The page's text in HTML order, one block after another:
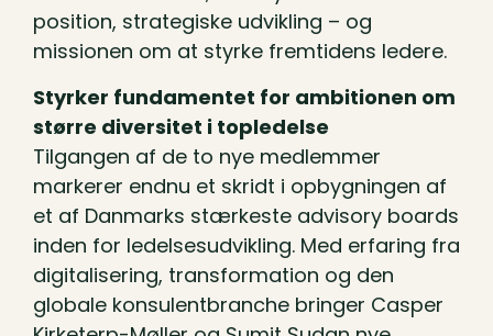
position, strategiske udvikling – og
missionen om at styrke fremtidens ledere.
Styrker fundamentet for ambitionen om
større diversitet i topledelse
Tilgangen af de to nye medlemmer
markerer endnu et skridt i opbygningen af
et af Danmarks stærkeste advisory boards
inden for ledelsesudvikling. Med erfaring fra
digitalisering, transformation og den
globale konsulentbranche bringer Casper